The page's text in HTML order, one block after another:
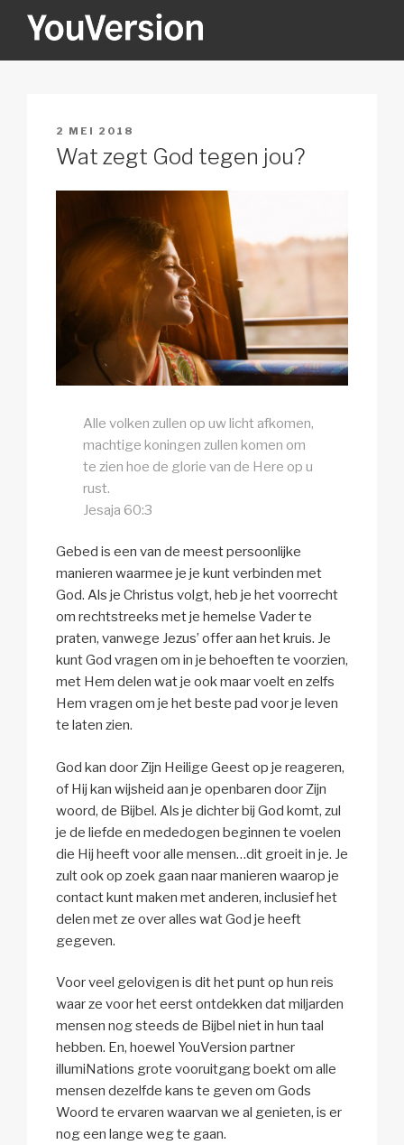
YOUVERSION
GEPLAATST
OP
2 MEI 2018
Wat zegt God tegen jou?
Alle volken zullen op uw licht afkomen,
machtige koningen zullen komen om
te zien hoe de glorie van de Here op u
rust.
Jesaja 60:3
Gebed is een van de meest persoonlijke
manieren waarmee je je kunt verbinden met
God. Als je Christus volgt, heb je het voorrecht
om rechtstreeks met je hemelse Vader te
praten, vanwege Jezus’ offer aan het kruis. Je
kunt God vragen om in je behoeften te voorzien,
met Hem delen wat je ook maar voelt en zelfs
Hem vragen om je het beste pad voor je leven
te laten zien.
God kan door Zijn Heilige Geest op je reageren,
of Hij kan wijsheid aan je openbaren door Zijn
woord, de Bijbel. Als je dichter bij God komt, zul
je de liefde en mededogen beginnen te voelen
die Hij heeft voor alle mensen…dit groeit in je. Je
zult ook op zoek gaan naar manieren waarop je
contact kunt maken met anderen, inclusief het
delen met ze over alles wat God je heeft
gegeven.
Voor veel gelovigen is dit het punt op hun reis
waar ze voor het eerst ontdekken dat miljarden
mensen nog steeds de Bijbel niet in hun taal
hebben. En, hoewel YouVersion partner
illumiNations grote vooruitgang boekt om alle
mensen dezelfde kans te geven om Gods
Woord te ervaren waarvan we al genieten, is er
nog een lange weg te gaan.